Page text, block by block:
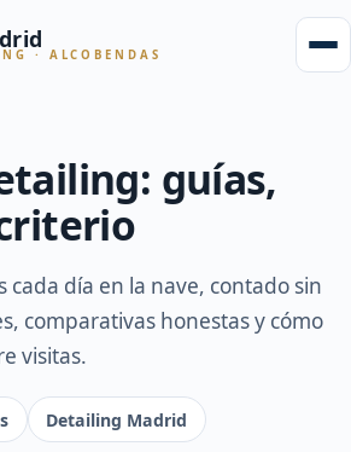
· ALCOBENDAS
guías,
cada día en la nave, contado sin
comparativas honestas y cómo
visitas.
Detailing Madrid